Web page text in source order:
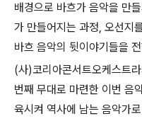
배경으로 바흐가 음악을 만
가 만들어지는 과정, 오선지
바흐 음악의 뒷이야기들을
(사)코리아콘서트오케스트
번째 무대로 마련한 이번 음
육시켜 역사에 남는 음악가